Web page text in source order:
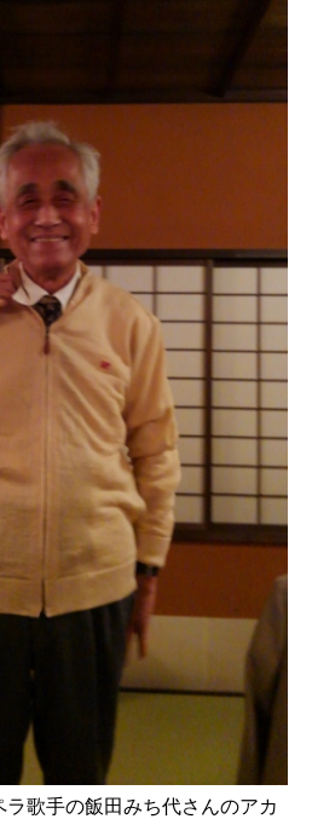
歌手の飯田みち代さんのアカ